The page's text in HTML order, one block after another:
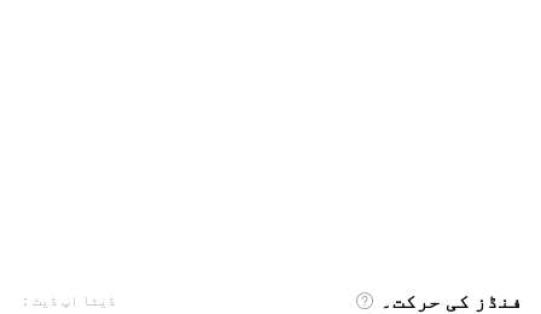
فنڈز کی حرکت۔ ڈیٹا اپ ڈیٹ：